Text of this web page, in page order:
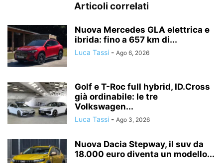
Articoli correlati
Nuova Mercedes GLA elettrica e
ibrida: fino a 657 km di...
Luca Tassi - Ago 6, 2026
Golf e T-Roc full hybrid, ID.Cross
già ordinabile: le tre
Volkswagen...
Luca Tassi - Ago 3, 2026
Nuova Dacia Stepway, il suv da
18.000 euro diventa un modello...